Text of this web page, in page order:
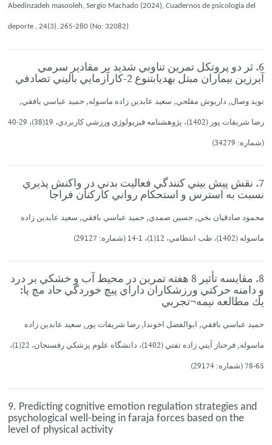
Abedinzadeh masooleh, Sergio Machado (2024), Cuadernos de psicologia del
deporte , 24(3), 265-280 (No: 32082)
6. ثر دو پروتكل تمرين تناوبي شديد بر مقادير سرمي
آيرزين بيماران مبتل بهديابتنوع 2-كارآزمايي باليني تصادفي
نويد وصال, داريوش مفلحي, سعيد عابدين زاده ماسوله, حميد عباسي بافقي,
رضا شريفات پور (1402)، پژوهشنامه فيزيولوژي ورزشي كاربردي، 19(38)، 29-40
(شماره: 34279)
7. نقش پيش بيني كنندگي فعاليت بدني در واكنش پذيري
نسبت به استرس و استحكام رواني كاركنان فراجا
محمود صادقيان بخي, حسين صمدي, حميد عباسي بافقي, سعيد عابدين زاده
ماسوله (1402)، طب انتظامي، 12(1)، 1-14 (شماره: 29127)
8. مقايسه تأثير 8 هفته تمرين در محيط آب و خشكي بر درد
و دامنه حركتي ورزشكاران داراي پيچ خوردگي حاد مچ پا:
يك مطالعه نيمه¬تجربي
حميد عباسي بافقي, ابوالفضل اخوندا, رضا شريفات پور, سعيد عابدين زاده
ماسوله, فرحناز آيتي زاده تفتي (1402)، دانشگاه علوم پزشكي رفسنجان، 22(1)،
65-78 (شماره: 29174)
9. Predicting cognitive emotion regulation strategies and
psychological well-being in faraja forces based on the
level of physical activity